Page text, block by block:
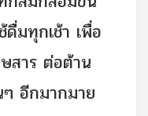
ดื่มทุกเช้า เพื่อ
สาร ต่อต้าน
ๆ อีกมากมาย